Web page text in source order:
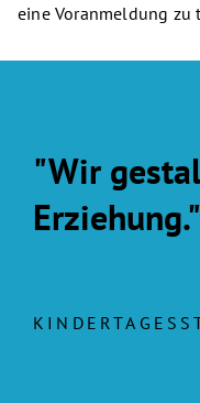
eine Voranmeldung zu
"Wir
Erziehung."